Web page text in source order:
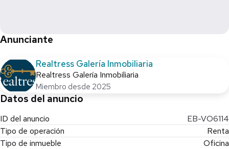
Anunciante
Realtress Galería Inmobiliaria
Realtress Galería Inmobiliaria
Miembro desde 2025
Datos del anuncio
ID del anuncio
EB-VO6114
Tipo de operación
Renta
Tipo de inmueble
Oficina